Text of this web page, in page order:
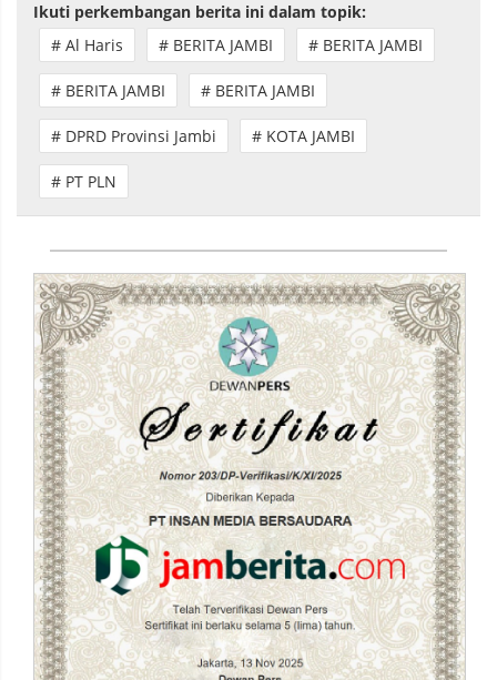
Ikuti perkembangan berita ini dalam topik:
# Al Haris
# BERITA JAMBI # BERITA JAMBI
# BERITA JAMBI # BERITA JAMBI
# DPRD Provinsi Jambi # KOTA JAMBI
# PT PLN